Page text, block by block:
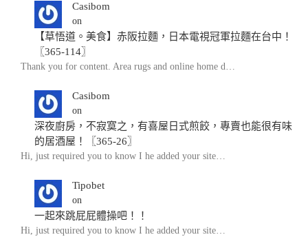
Casibom
on
【草悟道。美食】赤阪拉麵，日本電視冠軍拉麵在台中！
〖365-114〗
Thank you for content. Area rugs and online home d…
Casibom
on
深夜廚房，不寂寞之，有喜屋日式煎餃，專賣也能很有味
的居酒屋！〖365-26〗
Hi, just required you to know I he added your site…
Tipobet
on
一起來跳屁屁體操吧！！
Hi, just required you to know I he added your site…